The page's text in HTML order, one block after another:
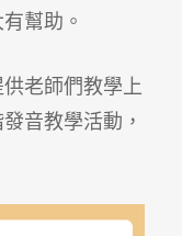
幫助。
老師們教學上
音教學活動，